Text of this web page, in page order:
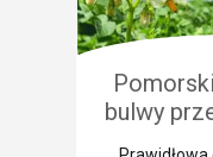
frontem
skuteczne
bulwy
jak